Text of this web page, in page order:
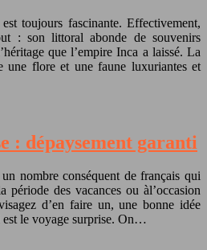
toujours fascinante. Effectivement,
: son littoral abonde de souvenirs
que l’empire Inca a laissé. La
une flore et une faune luxuriantes et
: dépaysement garanti
nombre conséquent de français qui
période des vacances ou àl’occasion
d’en faire un, une bonne idée
est le voyage surprise. On…